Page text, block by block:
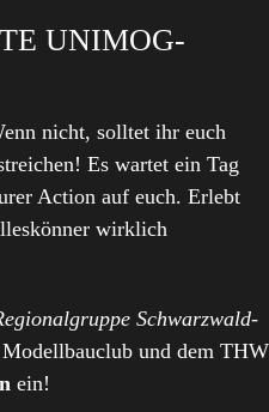
UNIMOG-
nicht, solltet ihr euch
Es wartet ein Tag
Action auf euch. Erlebt
wirklich
Schwarzwald-
und dem THW
ein!